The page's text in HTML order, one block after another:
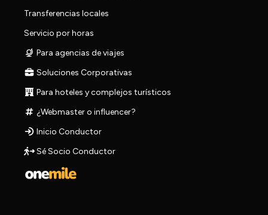
Transferencias locales
Servicio por horas
Para agencias de viajes
Soluciones Corporativas
Para hoteles y complejos turísticos
¿Webmaster o influencer?
Inicio Conductor
Sé Socio Conductor